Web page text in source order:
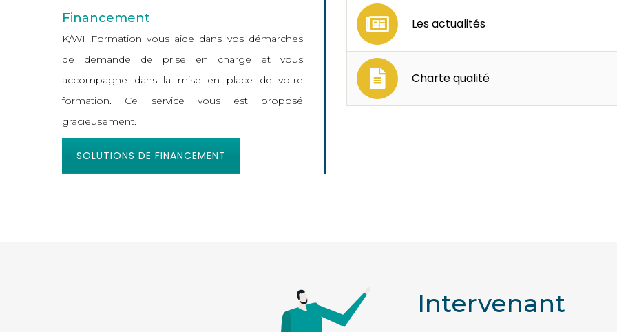
Financement
K/WI Formation vous aide dans vos démarches
de demande de prise en charge et vous
accompagne dans la mise en place de votre
formation. Ce service vous est proposé
gracieusement.
SOLUTIONS DE FINANCEMENT
Les actualités
Charte qualité
Intervenant